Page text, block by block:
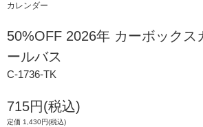
カレンダー
50%OFF 2026年 カーボックス
ールバス
C-1736-TK
715円(税込)
定価 1,430円(税込)